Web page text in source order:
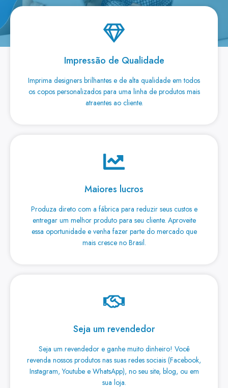
Impressão de Qualidade
Imprima designers brilhantes e de alta qualidade em todos
os copos personalizados para uma linha de produtos mais
atraentes ao cliente.
Maiores lucros
Produza direto com a fábrica para reduzir seus custos e
entregar um melhor produto para seu cliente. Aproveite
essa oportunidade e venha fazer parte do mercado que
mais cresce no Brasil.
Seja um revendedor
Seja um revendedor e ganhe muito dinheiro! Você
revenda nossos produtos nas suas redes sociais (Facebook,
Instagram, Youtube e WhatsApp), no seu site, blog, ou em
sua loja.